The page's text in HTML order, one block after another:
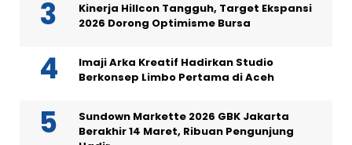
Kinerja Hillcon Tangguh, Target Ekspansi
2026 Dorong Optimisme Bursa
Imaji Arka Kreatif Hadirkan Studio
Berkonsep Limbo Pertama di Aceh
Sundown Markette 2026 GBK Jakarta
Berakhir 14 Maret, Ribuan Pengunjung